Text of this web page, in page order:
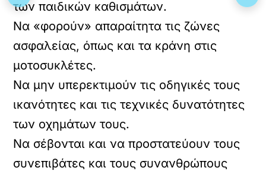
των παιδικών καθισμάτων.
Να «φορούν» απαραίτητα τις ζώνες
ασφαλείας, όπως και τα κράνη στις
μοτοσυκλέτες.
Να μην υπερεκτιμούν τις οδηγικές τους
ικανότητες και τις τεχνικές δυνατότητες
των οχημάτων τους.
Να σέβονται και να προστατεύουν τους
συνεπιβάτες και τους συνανθρώπους